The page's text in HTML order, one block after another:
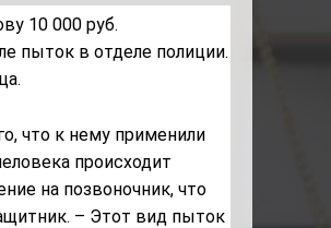
10 000 руб.
пыток в отделе полиции.
что к нему применили
происходит
на позвоночник, что
– Этот вид пыток